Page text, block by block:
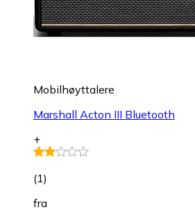
Mobilhøyttalere
Marshall Acton III Bluetooth
+
(1)
fra